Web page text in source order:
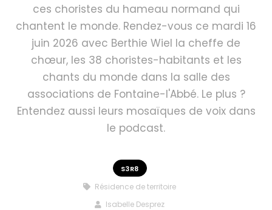
ces choristes du hameau normand qui
chantent le monde. Rendez-vous ce mardi 16
juin 2026 avec Berthie Wiel la cheffe de
chœur, les 38 choristes-habitants et les
chants du monde dans la salle des
associations de Fontaine-l'Abbé. Le plus ?
Entendez aussi leurs mosaïques de voix dans
le podcast.
S3R8
Résidence de territoire
Isabelle Desprez